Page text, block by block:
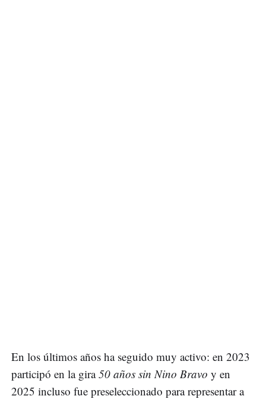
En los últimos años ha seguido muy activo: en 2023
participó en la gira50 años sin Nino Bravo y en
2025 incluso fue preseleccionado para representar a